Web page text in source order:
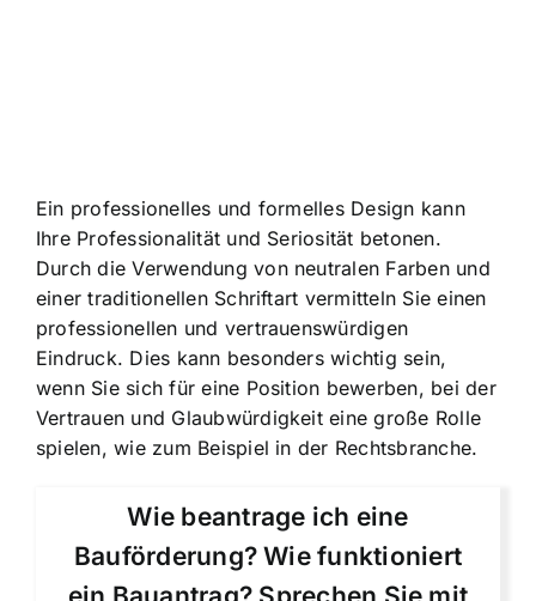
Ein professionelles und formelles Design kann
Ihre Professionalität und Seriosität betonen.
Durch die Verwendung von neutralen Farben und
einer traditionellen Schriftart vermitteln Sie einen
professionellen und vertrauenswürdigen
Eindruck. Dies kann besonders wichtig sein,
wenn Sie sich für eine Position bewerben, bei der
Vertrauen und Glaubwürdigkeit eine große Rolle
spielen, wie zum Beispiel in der Rechtsbranche.
Wie beantrage ich eine
Bauförderung? Wie funktioniert